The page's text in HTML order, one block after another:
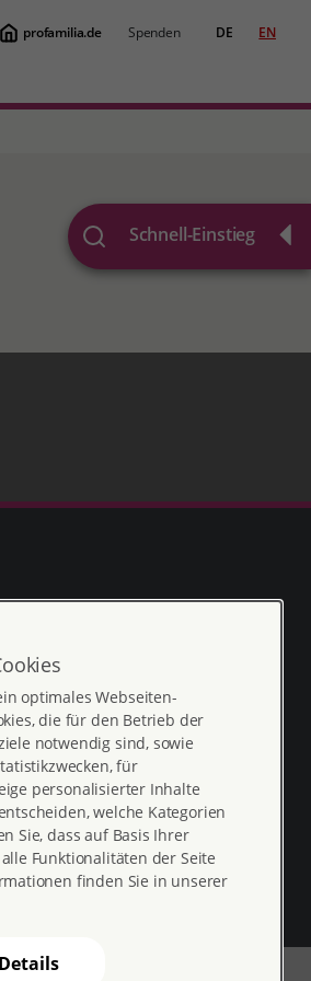
profamilia.de Spenden DE EN
Schnell-Einstieg
profamilia_bv
youtube
profamilia.bv
pro familia pia
optimales Webseiten-
die für den Betrieb der
notwendig sind, sowie
für
personalisierter Inhalte
welche Kategorien
Sie, dass auf Basis Ihrer
Funktionalitäten der Seite
finden Sie in unserer
Details